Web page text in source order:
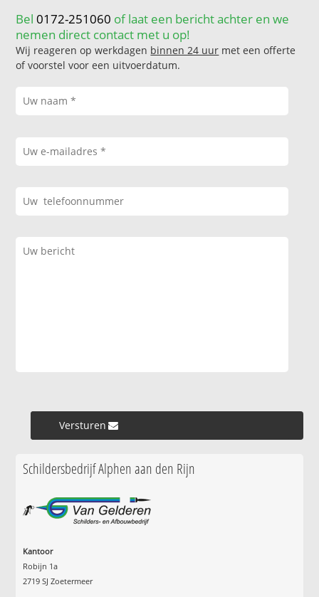
Bel0172-251060 of laat een bericht achter en we
nemen direct contact met u op!
Wij reageren op werkdagen binnen 24 uur met een offerte
of voorstel voor een uitvoerdatum.
Versturen »
Schildersbedrijf Alphen aan den Rijn
Kantoor
Robijn 1a
2719 SJ Zoetermeer